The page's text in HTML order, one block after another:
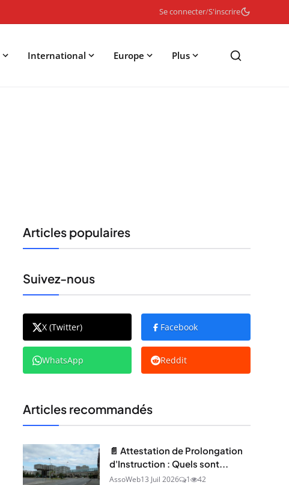
Se connecter/S'inscrire
International Europe Plus
Articles populaires
Suivez-nous
X (Twitter) Facebook
WhatsApp Reddit
Articles recommandés
📄 Attestation de Prolongation
d'Instruction : Quels sont...
AssoWeb13 Juil 2026 1 42